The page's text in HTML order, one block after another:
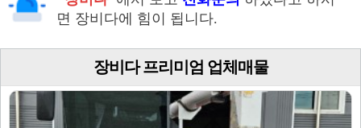
면 장비다에 힘이 됩니다.
장비다 프리미엄 업체매물